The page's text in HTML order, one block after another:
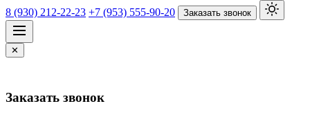
8 (930) 212-22-23 +7 (953) 555-90-20 Заказать звонок
✕
Заказать звонок